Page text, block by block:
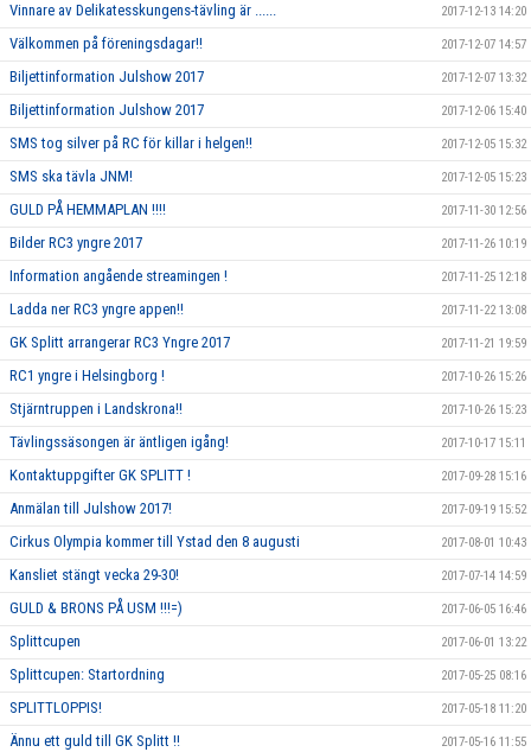
Vinnare av Delikatesskungens-tävling är ...... 2017-12-13 14:20
Välkommen på föreningsdagar!! 2017-12-07 14:57
Biljettinformation Julshow 2017 2017-12-07 13:32
Biljettinformation Julshow 2017 2017-12-06 15:40
SMS tog silver på RC för killar i helgen!! 2017-12-05 15:32
SMS ska tävla JNM! 2017-12-05 15:23
GULD PÅ HEMMAPLAN !!!! 2017-11-30 12:56
Bilder RC3 yngre 2017 2017-11-26 10:19
Information angående streamingen ! 2017-11-25 12:18
Ladda ner RC3 yngre appen!! 2017-11-22 13:08
GK Splitt arrangerar RC3 Yngre 2017 2017-11-21 19:59
RC1 yngre i Helsingborg ! 2017-10-26 15:26
Stjärntruppen i Landskrona!! 2017-10-26 15:23
Tävlingssäsongen är äntligen igång! 2017-10-17 15:11
Kontaktuppgifter GK SPLITT ! 2017-09-28 15:16
Anmälan till Julshow 2017! 2017-09-19 15:52
Cirkus Olympia kommer till Ystad den 8 augusti 2017-08-01 10:43
Kansliet stängt vecka 29-30! 2017-07-14 14:59
GULD & BRONS PÅ USM !!!=) 2017-06-05 16:46
Splittcupen 2017-06-01 13:22
Splittcupen: Startordning 2017-05-25 08:16
SPLITTLOPPIS! 2017-05-18 11:20
Ännu ett guld till GK Splitt !! 2017-05-16 11:55